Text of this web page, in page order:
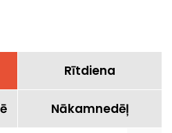
Rītdiena
Nākamnedēļ